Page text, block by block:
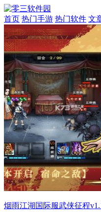
首页 热门手游 热门软件 文
烟雨江湖国际服武侠征程